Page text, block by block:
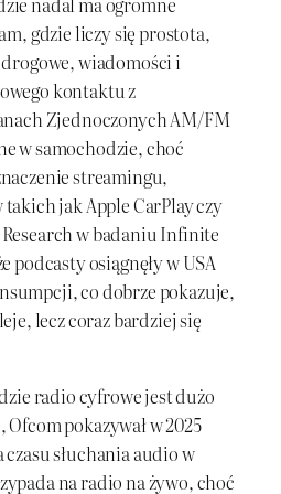
gdzie liczy się prostota,
wiadomości i
kontaktu z
Zjednoczonych AM/FM
w samochodzie, choć
streamingu,
jak Apple CarPlay czy
w badaniu Infinite
podcasty osiągnęły w USA
co dobrze pokazuje,
lecz coraz bardziej się
radio cyfrowe jest dużo
pokazywał w 2025
słuchania audio w
na radio na żywo, choć